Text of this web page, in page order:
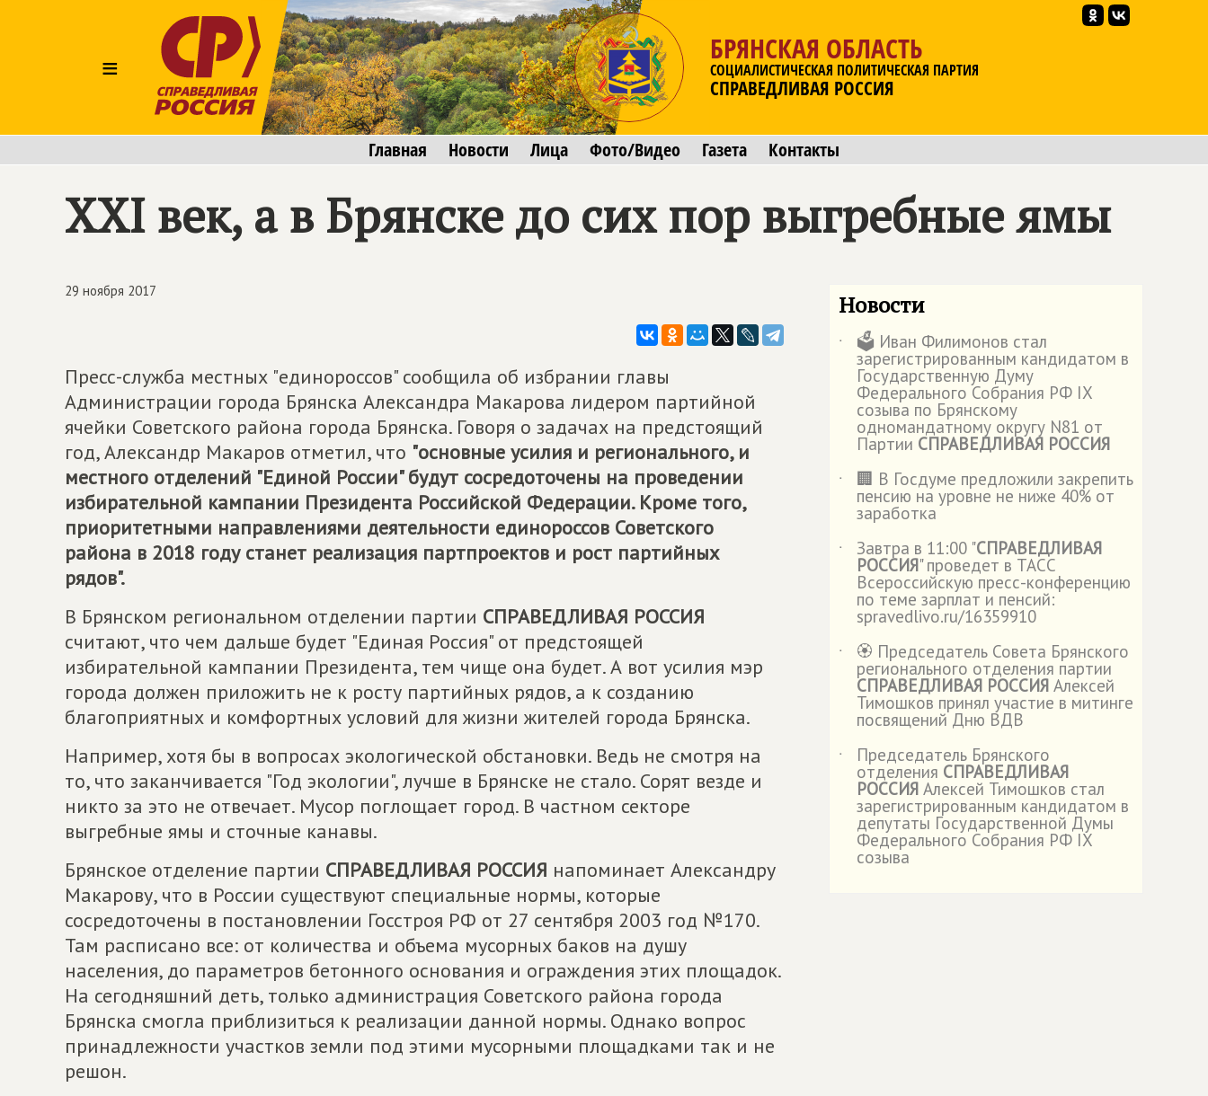
≡
БРЯНСКАЯ ОБЛАСТЬ
СОЦИАЛИСТИЧЕСКАЯ ПОЛИТИЧЕСКАЯ ПАРТИЯ
СПРАВЕДЛИВАЯ РОССИЯ
Главная Новости Лица Фото/Видео Газета Контакты
XXI век, а в Брянске до сих пор выгребные ямы
29 ноября 2017
Пресс-служба местных "единороссов" сообщила об избрании главы
Администрации города Брянска Александра Макарова лидером партийной
ячейки Советского района города Брянска. Говоря о задачах на предстоящий
год, Александр Макаров отметил, что "основные усилия и регионального, и
местного отделений "Единой России" будут сосредоточены на проведении
избирательной кампании Президента Российской Федерации. Кроме того,
приоритетными направлениями деятельности единороссов Советского
района в 2018 году станет реализация партпроектов и рост партийных
рядов".
В Брянском региональном отделении партии СПРАВЕДЛИВАЯ РОССИЯ
считают, что чем дальше будет "Единая Россия" от предстоящей
избирательной кампании Президента, тем чище она будет. А вот усилия мэр
города должен приложить не к росту партийных рядов, а к созданию
благоприятных и комфортных условий для жизни жителей города Брянска.
Например, хотя бы в вопросах экологической обстановки. Ведь не смотря на
то, что заканчивается "Год экологии", лучше в Брянске не стало. Сорят везде и
никто за это не отвечает. Мусор поглощает город. В частном секторе
выгребные ямы и сточные канавы.
Брянское отделение партии СПРАВЕДЛИВАЯ РОССИЯ напоминает Александру
Макарову, что в России существуют специальные нормы, которые
сосредоточены в постановлении Госстроя РФ от 27 сентября 2003 год №170.
Там расписано все: от количества и объема мусорных баков на душу
населения, до параметров бетонного основания и ограждения этих площадок.
На сегодняшний деть, только администрация Советского района города
Брянска смогла приблизиться к реализации данной нормы. Однако вопрос
принадлежности участков земли под этими мусорными площадками так и не
решон.
Новости
˙ 🗳️ Иван Филимонов стал
зарегистрированным кандидатом в
Государственную Думу
Федерального Собрания РФ IX
созыва по Брянскому
одномандатному округу N81 от
Партии СПРАВЕДЛИВАЯ РОССИЯ
˙
🏢 В Госдуме предложили закрепить
пенсию на уровне не ниже 40% от
заработка
˙
Завтра в 11:00 "СПРАВЕДЛИВАЯ
РОССИЯ" проведет в ТАСС
Всероссийскую пресс-конференцию
по теме зарплат и пенсий:
spravedlivo.ru/16359910
˙
🏵️ Председатель Совета Брянского
регионального отделения партии
СПРАВЕДЛИВАЯ РОССИЯ Алексей
Тимошков принял участие в митинге
посвящений Дню ВДВ
˙
Председатель Брянского
отделения СПРАВЕДЛИВАЯ
РОССИЯ Алексей Тимошков стал
зарегистрированным кандидатом в
депутаты Государственной Думы
Федерального Собрания РФ IX
созыва